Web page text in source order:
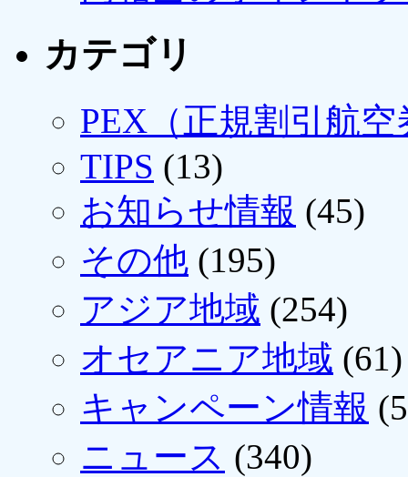
カテゴリ
PEX（正規割引航空
TIPS (13)
お知らせ情報 (45)
その他 (195)
アジア地域 (254)
オセアニア地域 (61)
キャンペーン情報
ニュース (340)